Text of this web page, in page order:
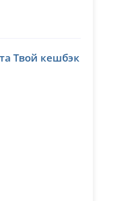
Твой кешбэк